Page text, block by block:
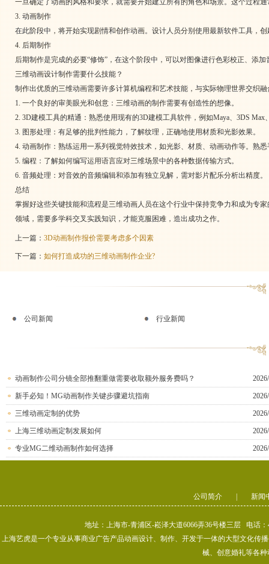
一旦确定了动画的风格和要求，就需要开始建立所有的角色和场景。这个过程
3. 动画制作
在此阶段中，将开始实现剧情和创作动画。设计人员分别使用最新软件工具，
4. 后期制作
后期制作是完成的必要“修饰”，在这个阶段中，可以对图像进行色彩校正、添
三维动画设计制作需要什么技能？
制作出优质的三维动画需要许多计算机编程和艺术技能，与实际物理世界交织
1. 一个良好的审美眼光和创意：三维动画的制作需要有创造性的想像。
2. 3D建模工具的精通：熟悉使用现有的3D建模工具软件，例如Maya、3DS Max
3. 图形处理：有足够的批判性能力，了解纹理，正确地使用材质和光影效果。
4. 动画制作：熟练运用一系列视觉特效技术，如光影、材质、动画动作等。熟
5. 编程：了解如何编写运用语言应对三维场景中的各种数据传输方式。
6. 音频处理：对音效的音频编辑和添加有独立见解，需对影片配乐分析出精度。
总结
掌握好这些关键技能和流程是三维动画人员在这个行业中保持竞争力和成为专
领域，需要多学科交叉实践知识，才能克服困难，造出成功之作。
上一篇：3D动画制作报价需要考虑多个因素
下一篇：如何打造成功的三维动画制作企业?
公司新闻 行业新闻
动画制作公司分镜全部推翻重做需要收取额外服务费吗？
新手必知！MG动画制作关键步骤避坑指南
三维动画定制的优势
上海三维动画定制发展如何
专业MG二维动画制作如何选择
公司简介 新闻
地址：上海市-青浦区-崧泽大道6066弄36号楼三层 电话
上海艺虎是一个专业从事商业广告产品动画设计、制作、开发于一体的大型文化传
械、创意婚礼等各